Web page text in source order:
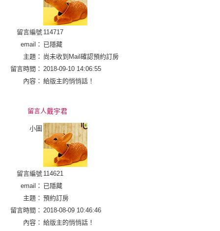
留言編號 114717
email： 已隱藏
主題： 尚未收到Mail確認預約訂房
留言時間： 2018-09-10 14:06:55
內容： 給版主的悄悄話！
留言人戴宇君
小圖
留言編號 114621
email： 已隱藏
主題： 預約訂房
留言時間： 2018-08-09 10:46:46
內容： 給版主的悄悄話！